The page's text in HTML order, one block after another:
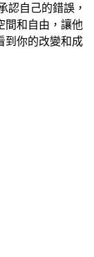
認自己的錯誤，
間和自由，讓他
到你的改變和成